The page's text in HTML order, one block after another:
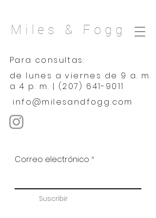
Miles & Fogg
Para consultas:
de lunes a viernes de 9 a. m.
a 4 p. m. | (207) 641-9011
info@milesandfogg.com
Correo electrónico
Suscribir